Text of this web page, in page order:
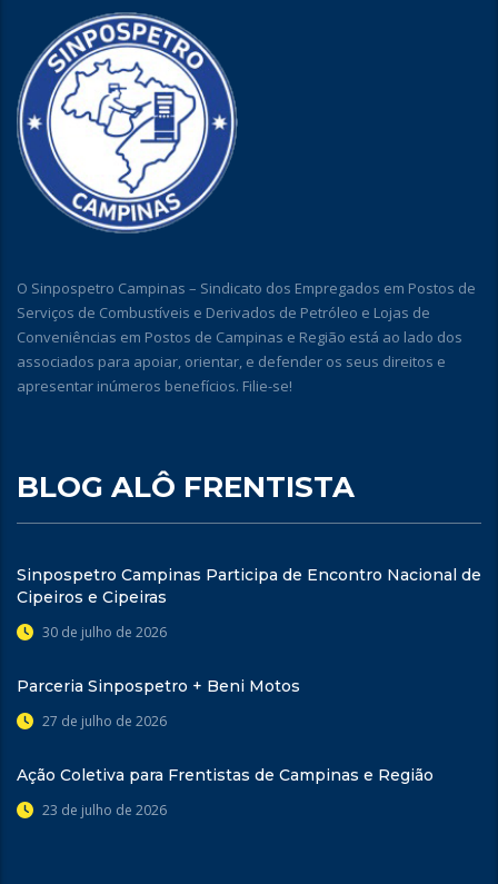
O Sinpospetro Campinas – Sindicato dos Empregados em Postos de
Serviços de Combustíveis e Derivados de Petróleo e Lojas de
Conveniências em Postos de Campinas e Região está ao lado dos
associados para apoiar, orientar, e defender os seus direitos e
apresentar inúmeros benefícios. Filie-se!
BLOG ALÔ FRENTISTA
Sinpospetro Campinas Participa de Encontro Nacional de
Cipeiros e Cipeiras
30 de julho de 2026
Parceria Sinpospetro + Beni Motos
27 de julho de 2026
Ação Coletiva para Frentistas de Campinas e Região
23 de julho de 2026